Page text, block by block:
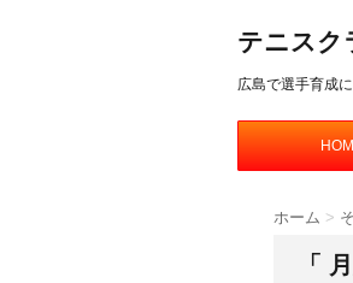
テニス
広島で選手育成
ホーム >
「